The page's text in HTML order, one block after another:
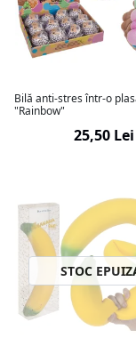
Bilă anti-stres într-o
"Rainbow"
25,50 Lei
STOC